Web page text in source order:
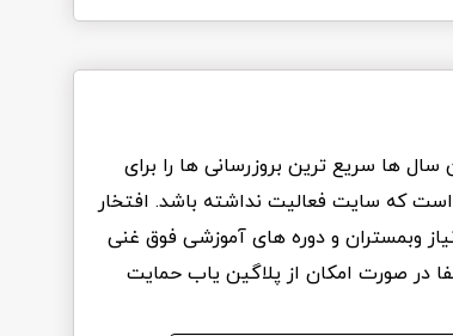
ها سریع ترین بروزرسانی ها را برای
است که سایت فعالیت نداشته باشد. افتخار
وبمستران و دوره های آموزشی فوق غنی
در صورت امکان از پلاگین یاب حمایت